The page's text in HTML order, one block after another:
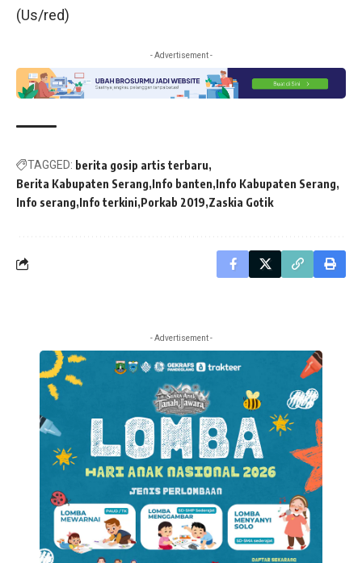
(Us/red)
- Advertisement -
TAGGED: berita gosip artis terbaru
Berita Kabupaten Serang Info banten Info Kabupaten Serang
Info serang Info terkini Porkab 2019 Zaskia Gotik
- Advertisement -